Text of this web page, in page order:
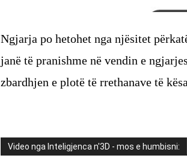
Ngjarja po hetohet nga njësitet
janë të pranishme në vendin e
zbardhjen e plotë të rrethanave të
Video nga Inteligjenca n'3D - mos e humbisni: